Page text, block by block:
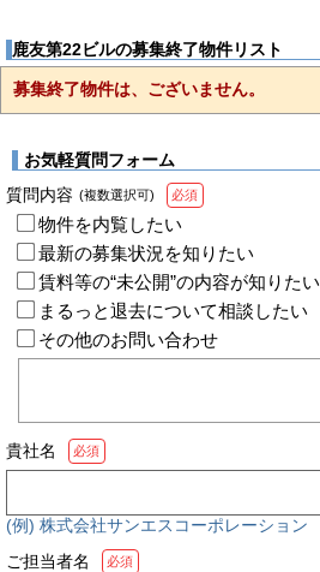
鹿友第22ビルの募集終了物件リスト
募集終了物件は、ございません。
お気軽質問フォーム
質問内容 (複数選択可) 必須
物件を内覧したい
最新の募集状況を知りたい
賃料等の“未公開”の内容が知りたい
まるっと退去について相談したい
その他のお問い合わせ
貴社名 必須
(例) 株式会社サンエスコーポレーション
ご担当者名
必須